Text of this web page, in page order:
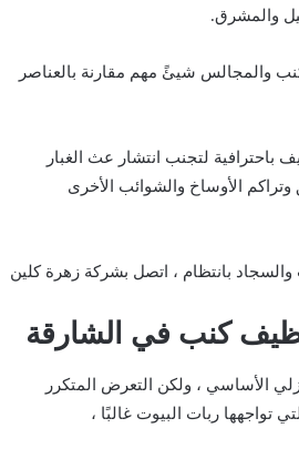
والمشرق.
والمجالس شيئً مهم مقارنة بالعناصر
باحترافية لتجنب انتشار عث الغبار
وتراكم الأوساخ والشوائب الأخرى
بانتظام ، اتصل بشركة زهرة كلين
كنب في الشارقة
الأساسي ، ولكن التعرض المتكرر
تواجهها ربات البيوت غالبًا ،